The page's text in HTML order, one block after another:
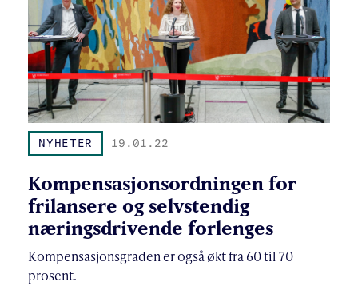
NYHETER 19.01.22
Kompensasjonsordningen for
frilansere og selvstendig
næringsdrivende forlenges
Kompensasjonsgraden er også økt fra 60 til 70
prosent.